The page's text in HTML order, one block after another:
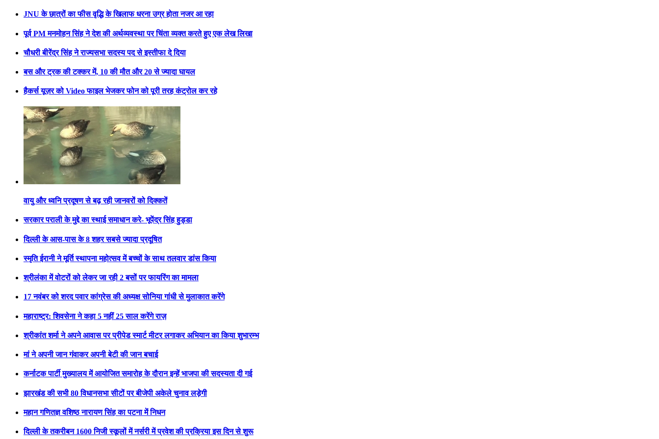
JNU के छात्रों का फीस वृद्धि के खिलाफ धरना उग्र होता नजर आ रहा
पूर्व PM मनमोहन सिंह ने देश की अर्थव्यवस्था पर चिंता व्यक्त करते हुए एक लेख लिखा
चौधरी बीरेंद्र सिंह ने राज्यसभा सदस्य पद से इस्तीफा दे दिया
बस और ट्रक की टक्कर में, 10 की मौत और 20 से ज्यादा घायल
हैकर्स यूज़र को Video फाइल भेजकर फोन को पूरी तरह कंट्रोल कर रहे
वायु और ध्वनि प्रदूषण से बढ़ रही जानवरों को दिक्कतें
सरकार पराली के मुद्दे का स्थाई समाधान करे- भूपेंद्र सिंह हुड्डा
दिल्ली के आस-पास के 8 शहर सबसे ज्यादा प्रदूषित
स्मृति ईरानी ने मूर्ति स्थापना महोत्सव में बच्चों के साथ तलवार डांस किया
श्रीलंका में वोटरों को लेकर जा रही 2 बसों पर फायरिंग का मामला
17 नवंबर को शरद पवार कांग्रेस की अध्यक्ष सोनिया गांधी से मुलाकात करेंगे
महाराष्ट्र: शिवसेना ने कहा 5 नहीं 25 साल करेंगे राज़
श्रीकांत शर्मा ने अपने आवास पर प्रीपेड स्मार्ट मीटर लगाकर अभियान का किया शुभारम्भ
मां ने अपनी जान गंवाकर अपनी बेटी की जान बचाई
कर्नाटक पार्टी मुख्यालय में आयोजित समारोह के दौरान इन्हें भाजपा की सदस्यता दी गई
झारखंड की सभी 80 विधानसभा सीटों पर बीजेपी अकेले चुनाव लड़ेगी
महान गणितज्ञ वशिष्ठ नारायण सिंह का पटना में निधन
दिल्ली के तकरीबन 1600 निजी स्कूलों में नर्सरी में प्रवेश की प्रक्रिया इस दिन से शुरू